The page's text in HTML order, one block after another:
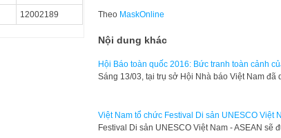
Theo MaskOnline
Nội dung khác
Hội Báo toàn quốc 2016: Bức tranh toàn cảnh
Sáng 13/03, tại trụ sở Hội Nhà báo Việt Nam đã
Việt Nam tổ chức Festival Di sản UNESCO Việt
​Festival Di sản UNESCO Việt Nam - ASEAN sẽ
12002189